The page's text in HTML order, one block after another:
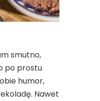
smutno,
po prostu
humor,
Nawet